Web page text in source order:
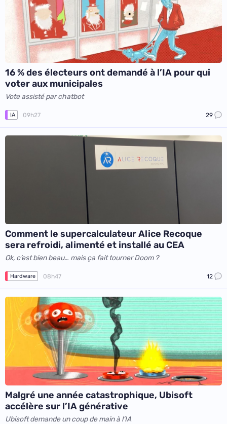
16 % des électeurs ont demandé à l’IA pour qui
voter aux municipales
Vote assisté par chatbot
IA 09h27 29
Comment le supercalculateur Alice Recoque
sera refroidi, alimenté et installé au CEA
Ok, c’est bien beau… mais ça fait tourner Doom ?
Hardware 08h47 12
Malgré une année catastrophique, Ubisoft
accélère sur l’IA générative
Ubisoft demande un coup de main à l’IA